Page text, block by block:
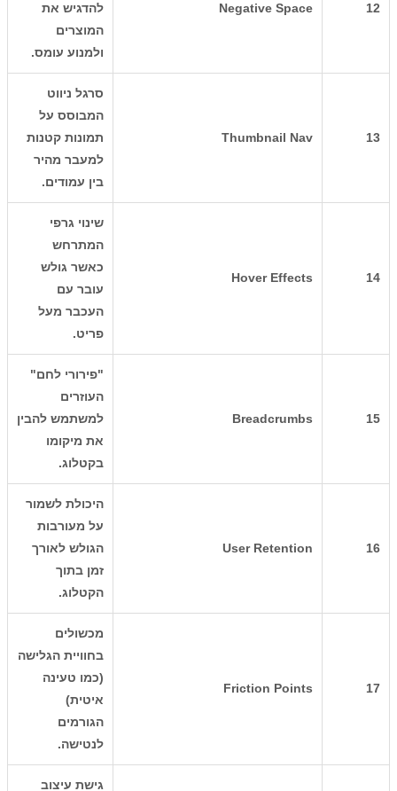
12
Negative Space
להדגיש את
המוצרים
ולמנוע עומס.
13
Thumbnail Nav
סרגל ניווט
המבוסס על
תמונות קטנות
למעבר מהיר
בין עמודים.
14
Hover Effects
שינוי גרפי
המתרחש
כאשר גולש
עובר עם
העכבר מעל
פריט.
15
Breadcrumbs
"פירורי לחם"
העוזרים
למשתמש להבין
את מיקומו
בקטלוג.
16
User Retention
היכולת לשמור
על מעורבות
הגולש לאורך
זמן בתוך
הקטלוג.
17
Friction Points
מכשולים
בחוויית הגלישה
(כמו טעינה
איטית)
הגורמים
לנטישה.
גישת עיצוב